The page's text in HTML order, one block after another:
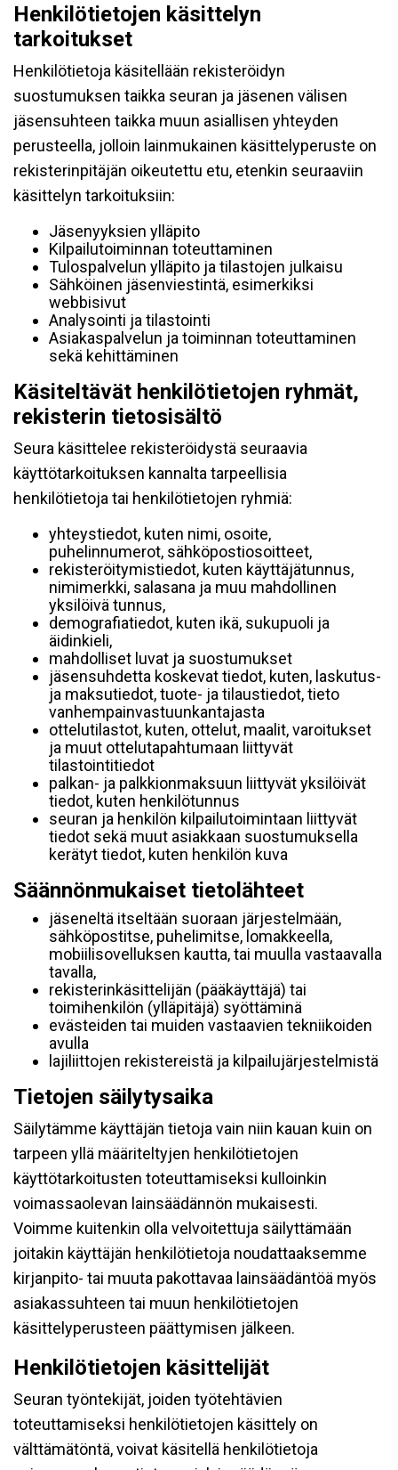
Henkilötietojen käsittelyn
tarkoitukset
Henkilötietoja käsitellään rekisteröidyn
suostumuksen taikka seuran ja jäsenen välisen
jäsensuhteen taikka muun asiallisen yhteyden
perusteella, jolloin lainmukainen käsittelyperuste on
rekisterinpitäjän oikeutettu etu, etenkin seuraaviin
käsittelyn tarkoituksiin:
Jäsenyyksien ylläpito
Kilpailutoiminnan toteuttaminen
Tulospalvelun ylläpito ja tilastojen julkaisu
Sähköinen jäsenviestintä, esimerkiksi
webbisivut
Analysointi ja tilastointi
Asiakaspalvelun ja toiminnan toteuttaminen
sekä kehittäminen
Käsiteltävät henkilötietojen ryhmät,
rekisterin tietosisältö
Seura käsittelee rekisteröidystä seuraavia
käyttötarkoituksen kannalta tarpeellisia
henkilötietoja tai henkilötietojen ryhmiä:
yhteystiedot, kuten nimi, osoite,
puhelinnumerot, sähköpostiosoitteet,
rekisteröitymistiedot, kuten käyttäjätunnus,
nimimerkki, salasana ja muu mahdollinen
yksilöivä tunnus,
demografiatiedot, kuten ikä, sukupuoli ja
äidinkieli,
mahdolliset luvat ja suostumukset
jäsensuhdetta koskevat tiedot, kuten, laskutus-
ja maksutiedot, tuote- ja tilaustiedot, tieto
vanhempainvastuunkantajasta
ottelutilastot, kuten, ottelut, maalit, varoitukset
ja muut ottelutapahtumaan liittyvät
tilastointitiedot
palkan- ja palkkionmaksuun liittyvät yksilöivät
tiedot, kuten henkilötunnus
seuran ja henkilön kilpailutoimintaan liittyvät
tiedot sekä muut asiakkaan suostumuksella
kerätyt tiedot, kuten henkilön kuva
Säännönmukaiset tietolähteet
jäseneltä itseltään suoraan järjestelmään,
sähköpostitse, puhelimitse, lomakkeella,
mobiilisovelluksen kautta, tai muulla vastaavalla
tavalla,
rekisterinkäsittelijän (pääkäyttäjä) tai
toimihenkilön (ylläpitäjä) syöttäminä
evästeiden tai muiden vastaavien tekniikoiden
avulla
lajiliittojen rekistereistä ja kilpailujärjestelmistä
Tietojen säilytysaika
Säilytämme käyttäjän tietoja vain niin kauan kuin on
tarpeen yllä määriteltyjen henkilötietojen
käyttötarkoitusten toteuttamiseksi kulloinkin
voimassaolevan lainsäädännön mukaisesti.
Voimme kuitenkin olla velvoitettuja säilyttämään
joitakin käyttäjän henkilötietoja noudattaaksemme
kirjanpito- tai muuta pakottavaa lainsäädäntöä myös
asiakassuhteen tai muun henkilötietojen
käsittelyperusteen päättymisen jälkeen.
Henkilötietojen käsittelijät
Seuran työntekijät, joiden työtehtävien
toteuttamiseksi henkilötietojen käsittely on
välttämätöntä, voivat käsitellä henkilötietoja